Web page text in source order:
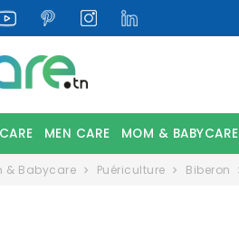
MEN CARE MOM & BABYCARE
& Babycare Puériculture Biberon